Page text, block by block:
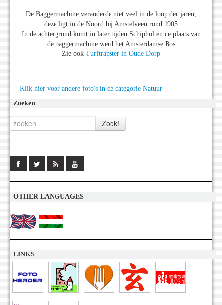
De Baggermachine veranderde niet veel in de loop der jaren,
deze ligt in de Noord bij Amstelveen rond 1905
In de achtergrond komt in later tijden Schiphol en de plaats van
de baggermachine werd het Amsterdamse Bos
Zie ook Turftrapster in Oude Dorp
Klik hier voor andere foto's in de categorie Natuur
Zoeken
OTHER LANGUAGES
LINKS